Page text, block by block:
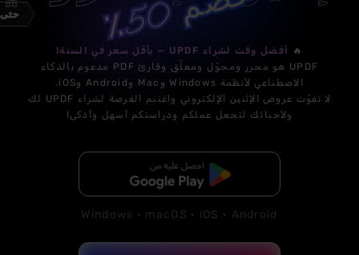
حتى ص
م
50
🔥أفضل وقت لشراء UPDF — بأقل سعر في السنة!
UPDF هو محرر ومحوّل ومعلّق وقارئ PDF مدعوم بالذكاء
الاصطناعي لأنظمة Windows وMac وAndroid وiOS.
لا تفوّت عروض الإثنين الإلكتروني واغتنم الفرصة لشراء UPDF لك
ولأحبائك لتجعل عملكم ودراستكم أسهل وأذكى!
تنزيل مجاني
Windows · macOS · iOS · Android